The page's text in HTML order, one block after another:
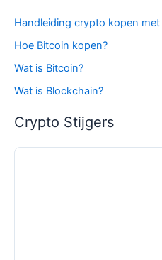
Handleiding crypto kopen met
Hoe Bitcoin kopen?
Wat is Bitcoin?
Wat is Blockchain?
Crypto Stijgers